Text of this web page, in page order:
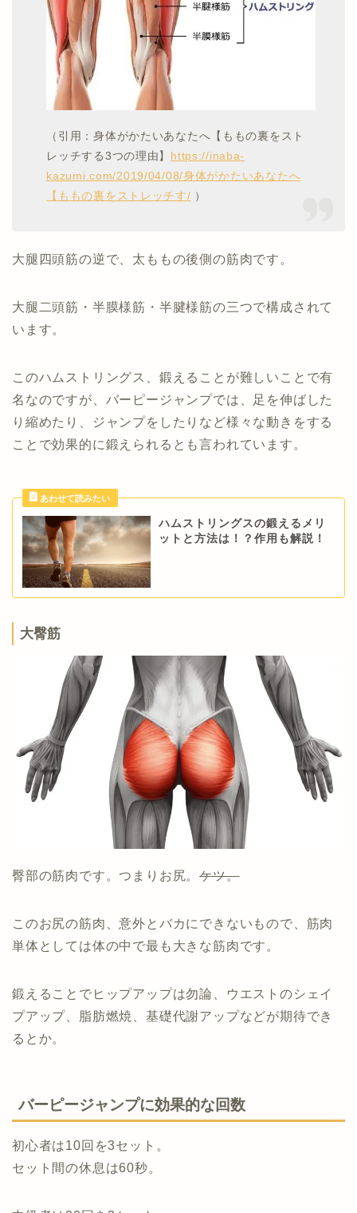
（引用：身体がかたいあなたへ【ももの裏をスト
レッチする3つの理由】 https://inaba-
kazumi.com/2019/04/08/身体がかたいあなたへ
【ももの裏をストレッチす/ ）
大腿四頭筋の逆で、太ももの後側の筋肉です。
大腿二頭筋・半膜様筋・半腱様筋の三つで構成されて
います。
このハムストリングス、鍛えることが難しいことで有
名なのですが、バーピージャンプでは、足を伸ばした
り縮めたり、ジャンプをしたりなど様々な動きをする
ことで効果的に鍛えられるとも言われています。
ハムストリングスの鍛えるメリ
ットと方法は！？作用も解説！
大臀筋
臀部の筋肉です。つまりお尻。ケツ。
このお尻の筋肉、意外とバカにできないもので、筋肉
単体としては体の中で最も大きな筋肉です。
鍛えることでヒップアップは勿論、ウエストのシェイ
プアップ、脂肪燃焼、基礎代謝アップなどが期待でき
るとか。
バーピージャンプに効果的な回数
初心者は10回を3セット。
セット間の休息は60秒。